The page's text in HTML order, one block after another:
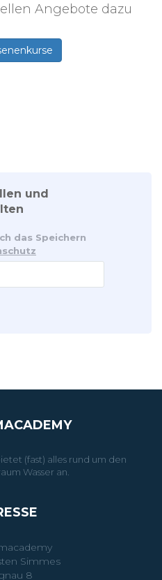
Angebote dazu
und
das Speichern
(fast) alles rund um den
Wasser an.
Simmes
8